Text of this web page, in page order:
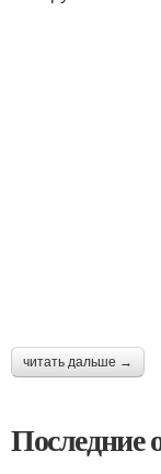
читать дальше →
Последние